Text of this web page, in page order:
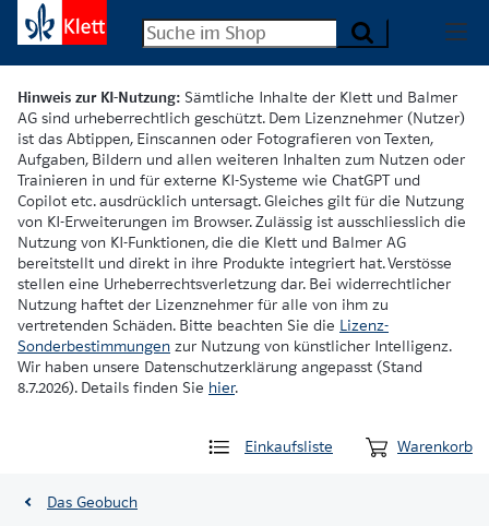
Hinweis zur KI-Nutzung: Sämtliche Inhalte der Klett und Balmer
AG sind urheberrechtlich geschützt. Dem Lizenznehmer (Nutzer)
ist das Abtippen, Einscannen oder Fotografieren von Texten,
Aufgaben, Bildern und allen weiteren Inhalten zum Nutzen oder
Trainieren in und für externe KI-Systeme wie ChatGPT und
Copilot etc. ausdrücklich untersagt. Gleiches gilt für die Nutzung
von KI-Erweiterungen im Browser. Zulässig ist ausschliesslich die
Nutzung von KI-Funktionen, die die Klett und Balmer AG
bereitstellt und direkt in ihre Produkte integriert hat. Verstösse
stellen eine Urheberrechtsverletzung dar. Bei widerrechtlicher
Nutzung haftet der Lizenznehmer für alle von ihm zu
vertretenden Schäden. Bitte beachten Sie die Lizenz-
Sonderbestimmungen zur Nutzung von künstlicher Intelligenz.
Wir haben unsere Datenschutzerklärung angepasst (Stand
8.7.2026). Details finden Sie hier.
Einkaufsliste Warenkorb
Das Geobuch